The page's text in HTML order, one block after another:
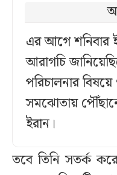
এর আগে শনিবার
আরাগচি
পরিচালনার
সমঝোতায়
ইরান।
তবে তিনি সতর্ক